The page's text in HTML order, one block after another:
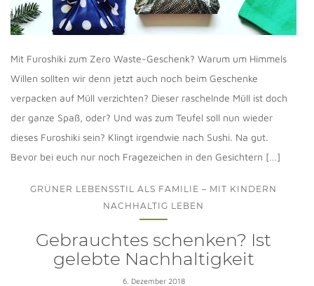
Mit Furoshiki zum Zero Waste-Geschenk? Warum um Himmels
Willen sollten wir denn jetzt auch noch beim Geschenke
verpacken auf Müll verzichten? Dieser raschelnde Müll ist doch
der ganze Spaß, oder? Und was zum Teufel soll nun wieder
dieses Furoshiki sein? Klingt irgendwie nach Sushi. Na gut.
Bevor bei euch nur noch Fragezeichen in den Gesichtern […]
GRÜNER LEBENSSTIL ALS FAMILIE – MIT KINDERN
NACHHALTIG LEBEN
Gebrauchtes schenken? Ist
gelebte Nachhaltigkeit
6. Dezember 2018